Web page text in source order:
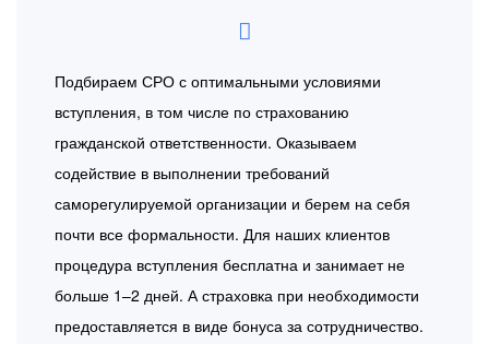
Подбираем СРО с оптимальными условиями
вступления, в том числе по страхованию
гражданской ответственности. Оказываем
содействие в выполнении требований
саморегулируемой организации и берем на себя
почти все формальности. Для наших клиентов
процедура вступления бесплатна и занимает не
больше 1–2 дней. А страховка при необходимости
предоставляется в виде бонуса за сотрудничество.